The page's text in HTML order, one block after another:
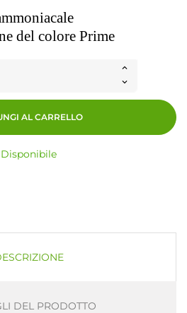
del colore Prime
AL CARRELLO
Disponibile
DEL PRODOTTO